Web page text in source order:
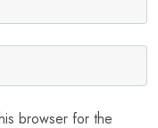
browser for the